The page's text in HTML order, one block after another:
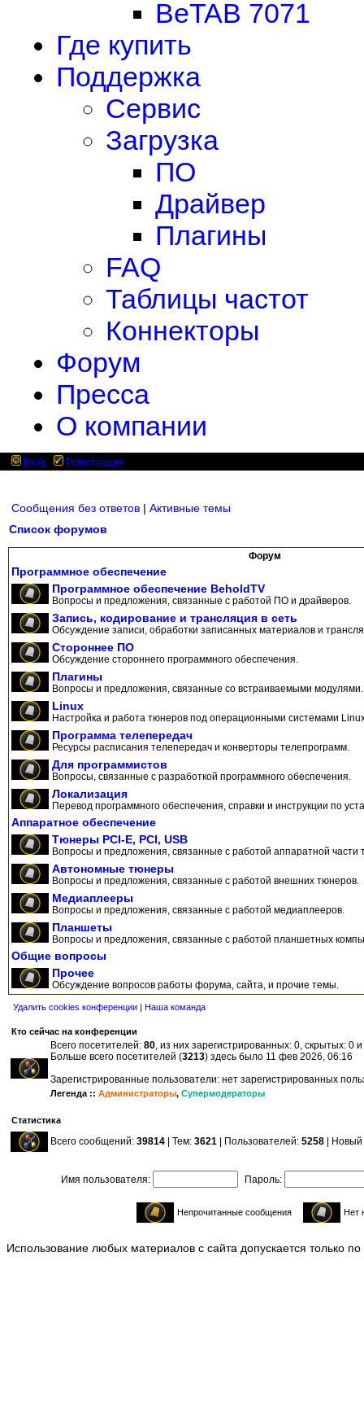
BeTAB 7071
Где купить
Поддержка
Сервис
Загрузка
ПО
Драйвер
Плагины
FAQ
Таблицы частот
Коннекторы
Форум
Пресса
О компании
Вход Регистрация
Сообщения без ответов | Активные темы
Список форумов
Форум
Программное обеспечение
Программное обеспечение BeholdTV
Вопросы и предложения, связанные с работой ПО и драйверов.
Запись, кодирование и трансляция в сеть
Обсуждение записи, обработки записанных материалов и
Стороннее ПО
Обсуждение стороннего программного обеспечения.
Плагины
Вопросы и предложения, связанные со встраиваемыми модулями.
Linux
Настройка и работа тюнеров под операционными системами
Программа телепередач
Ресурсы расписания телепередач и конверторы телепрограмм.
Для программистов
Вопросы, связанные с разработкой программного обеспечения.
Локализация
Перевод программного обеспечения, справки и инструкции по
Аппаратное обеспечение
Тюнеры PCI-E, PCI, USB
Вопросы и предложения, связанные с работой аппаратной части
Автономные тюнеры
Вопросы и предложения, связанные с работой внешних тюнеров.
Медиаплееры
Вопросы и предложения, связанные с работой медиаплееров.
Планшеты
Вопросы и предложения, связанные с работой планшетных
Общие вопросы
Прочее
Обсуждение вопросов работы форума, сайта, и прочие темы.
Удалить cookies конференции | Наша команда
Кто сейчас на конференции
Всего посетителей: 80, из них зарегистрированных: 0, скрытых: 0
Больше всего посетителей (3213) здесь было 11 фев 2026, 06:16
Зарегистрированные пользователи: нет зарегистрированных
Легенда :: Администраторы, Супермодераторы
Статистика
Всего сообщений: 39814 | Тем: 3621 | Пользователей: 5258 |
Имя пользователя: Пароль:
Непрочитанные сообщения Нет
Использование любых материалов с сайта допускается только